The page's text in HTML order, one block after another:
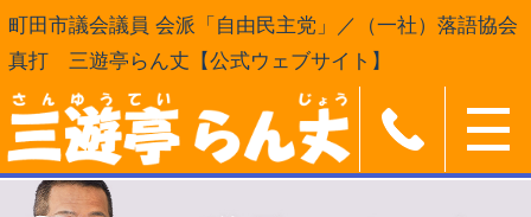
町田市議会議員 会派「自由民主党」／（一社）落語協会
真打 三遊亭らん丈【公式ウェブサイト】